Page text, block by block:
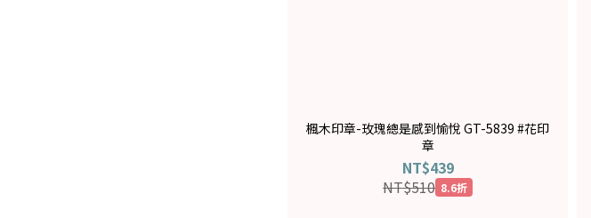
楓木印章-玫瑰總是感到愉悅 GT-5839 #花印
章
NT$439
NT$510 8.6折